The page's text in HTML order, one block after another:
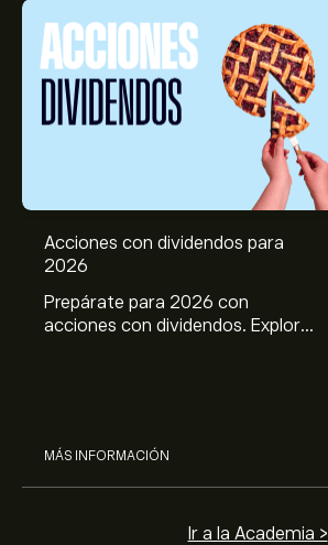
Acciones con dividendos para
2026
Prepárate para 2026 con
acciones con dividendos. Explora
MÁS INFORMACIÓN
Ir a la Academia >